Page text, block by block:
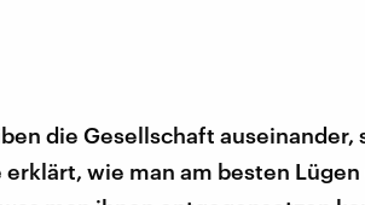
die Gesellschaft auseinander,
wie man am besten Lügen